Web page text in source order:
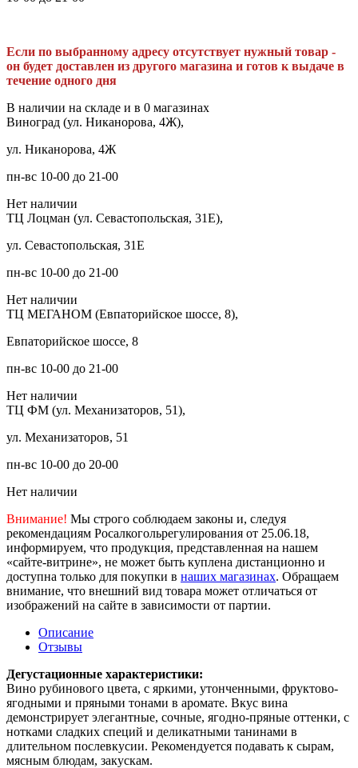
Если по выбранному адресу отсутствует нужный товар -
он будет доставлен из другого магазина и готов к выдаче в
течение одного дня
В наличии на складе и в 0 магазинах
Виноград (ул. Никанорова, 4Ж),
ул. Никанорова, 4Ж
пн-вс 10-00 до 21-00
Нет наличии
ТЦ Лоцман (ул. Севастопольская, 31Е),
ул. Севастопольская, 31Е
пн-вс 10-00 до 21-00
Нет наличии
ТЦ МЕГАНОМ (Евпаторийское шоссе, 8),
Евпаторийское шоссе, 8
пн-вс 10-00 до 21-00
Нет наличии
ТЦ ФМ (ул. Механизаторов, 51),
ул. Механизаторов, 51
пн-вс 10-00 до 20-00
Нет наличии
Внимание! Мы строго соблюдаем законы и, следуя
рекомендациям Росалкогольрегулирования от 25.06.18,
информируем, что продукция, представленная на нашем
«сайте-витрине», не может быть куплена дистанционно и
доступна только для покупки в наших магазинах. Обращаем
внимание, что внешний вид товара может отличаться от
изображений на сайте в зависимости от партии.
Описание
Отзывы
Дегустационные характеристики:
Вино рубинового цвета, с яркими, утонченными, фруктово-
ягодными и пряными тонами в аромате. Вкус вина
демонстрирует элегантные, сочные, ягодно-пряные оттенки, с
нотками сладких специй и деликатными танинами в
длительном послевкусии. Рекомендуется подавать к сырам,
мясным блюдам, закускам.